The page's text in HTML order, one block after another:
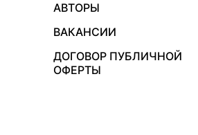
АВТОРЫ
ВАКАНСИИ
ДОГОВОР ПУБЛИЧНОЙ
ОФЕРТЫ